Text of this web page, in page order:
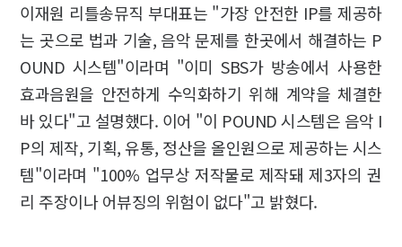
이재원 리틀송뮤직 부대표는 "가장 안전한 IP를 제공하
는 곳으로 법과 기술, 음악 문제를 한곳에서 해결하는 P
OUND 시스템"이라며 "이미 SBS가 방송에서 사용한
효과음원을 안전하게 수익화하기 위해 계약을 체결한
바 있다"고 설명했다. 이어 "이 POUND 시스템은 음악 I
P의 제작, 기획, 유통, 정산을 올인원으로 제공하는 시스
템"이라며 "100% 업무상 저작물로 제작돼 제3자의 권
리 주장이나 어뷰징의 위험이 없다"고 밝혔다.